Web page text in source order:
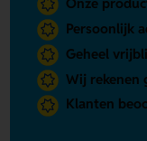
Persoonlijk
Geheel
Wij rekenen
Klanten